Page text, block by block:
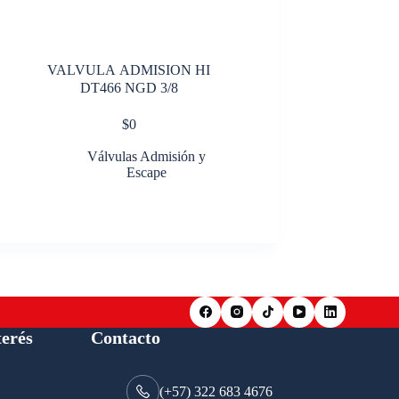
VALVULA ADMISION HI
DT466 NGD 3/8
$0
Válvulas Admisión y
Escape
Contacto
(+57) 322 683 4676